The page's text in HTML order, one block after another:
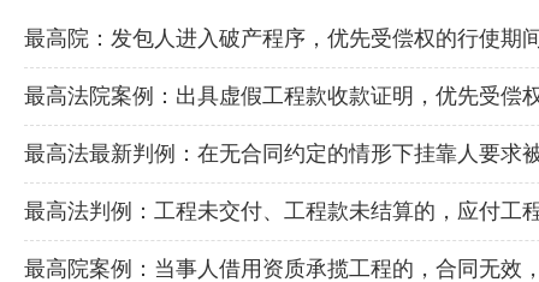
最高院：发包人进入破产程序，优先受偿权的行使期
最高法院案例：出具虚假工程款收款证明，优先受偿
最高法最新判例：在无合同约定的情形下挂靠人要求
最高法判例：工程未交付、工程款未结算的，应付工
最高院案例：当事人借用资质承揽工程的，合同无效